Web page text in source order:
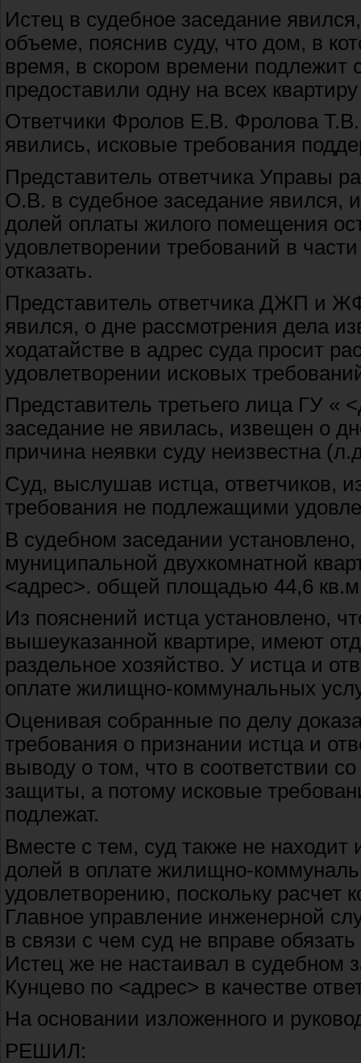
Истец в судебное заседание
объеме, пояснив суду, что дом, в
время, в скором времени подлежит
предоставили одну на всех квартиру
Ответчики Фролов Е.В. Фролова
явились, исковые требования
Представитель ответчика Управы
О.В. в судебное заседание явился,
долей оплаты жилого помещения
удовлетворении требований в
отказать.
Представитель ответчика ДЖП и
явился, о дне рассмотрения дела
ходатайстве в адрес суда просит
удовлетворении исковых
Представитель третьего лица ГУ
заседание не явилась, извещен о
причина неявки суду неизвестна
Суд, выслушав истца, ответчиков,
требования не подлежащими
В судебном заседании
муниципальной двухкомнатной
<адрес>. общей площадью 44,6
Из пояснений истца установлено,
вышеуказанной квартире, имеют
раздельное хозяйство. У истца и
оплате жилищно-коммунальных
Оценивая собранные по делу
требования о признании истца и
выводу о том, что в соответствии
защиты, а потому исковые
подлежат.
Вместе с тем, суд также не
долей в оплате жилищно-
удовлетворению, поскольку
Главное управление инженерной
в связи с чем суд не вправе
Истец же не настаивал в судебном
Кунцево по <адрес> в качестве
На основании изложенного и
РЕШИЛ: